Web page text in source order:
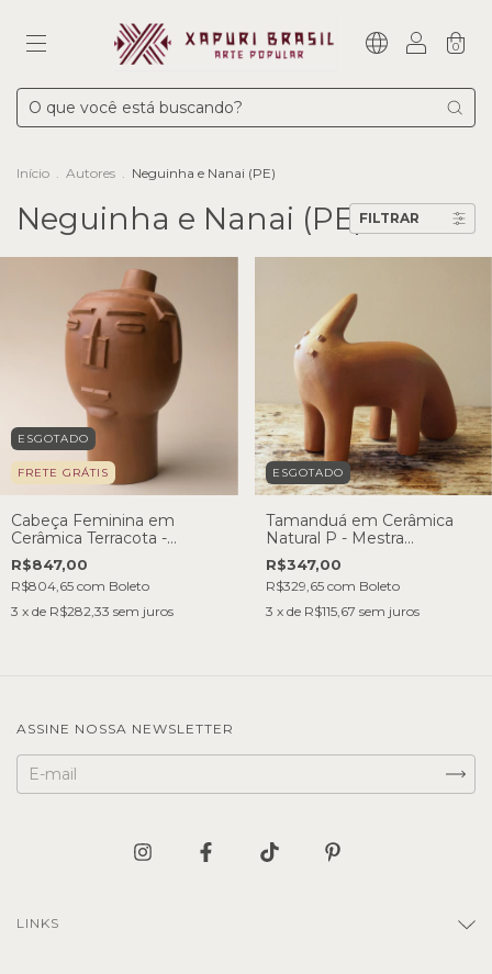
0
Início . Autores . Neguinha e Nanai (PE)
Neguinha e Nanai (PE)FILTRAR
ESGOTADO
FRETE GRÁTIS
Cabeça Feminina em
Cerâmica Terracota -
Neguinha e Nanai
R$847,00
R$804,65 com Boleto
3 x de R$282,33 sem juros
ESGOTADO
Tamanduá em Cerâmica
Natural P - Mestra
Neguinha
R$347,00
R$329,65 com Boleto
3 x de R$115,67 sem juros
ASSINE NOSSA NEWSLETTER
LINKS